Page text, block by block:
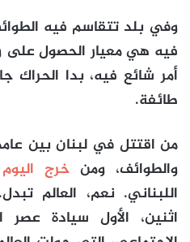
وفي بلد تتقاسم فيه
فيه هي معيار الحصول على
أمر شائع فيه، بدا الحراك
طائفة.
والطوائف، ومن خرج
اللبناني. نعم، العالم
اثنين، الأول سيادة عصر